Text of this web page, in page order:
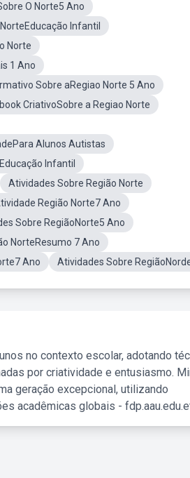
O Norte5 Ano
Infantil
Norte
1 Ano
Sobre aRegiao Norte 5 Ano
CriativoSobre a Regiao Norte
Alunos Autistas
Infantil
Atividades Sobre Região Norte
Região Norte7 Ano
Sobre RegiãoNorte5 Ano
NorteResumo 7 Ano
Ano Atividades Sobre
no contexto escolar, adotando
por criatividade e entusiasmo.
geração excepcional, utilizando
acadêmicas globais -